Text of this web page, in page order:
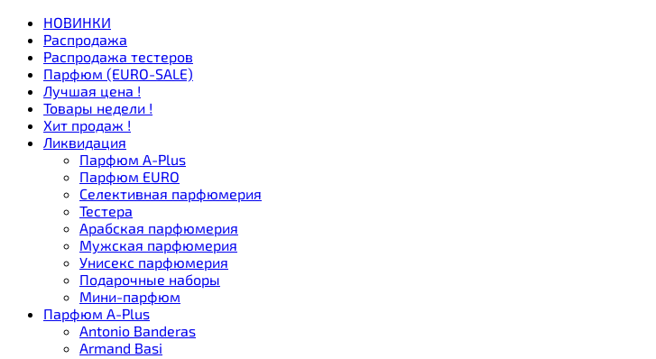
НОВИНКИ
Распродажа
Распродажа тестеров
Парфюм (EURO-SALE)
Лучшая цена !
Товары недели !
Хит продаж !
Ликвидация
Парфюм A-Plus
Парфюм EURO
Селективная парфюмерия
Тестера
Арабская парфюмерия
Мужская парфюмерия
Унисекс парфюмерия
Подарочные наборы
Мини-парфюм
Парфюм A-Plus
Antonio Banderas
Armand Basi